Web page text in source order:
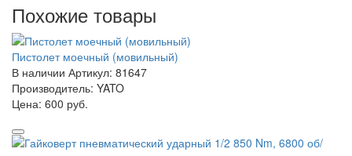
Похожие товары
Пистолет моечный (мовильный)
В наличии Артикул: 81647
Производитель: YATO
Цена: 600 руб.